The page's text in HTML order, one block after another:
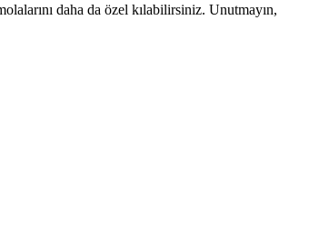
daha da özel kılabilirsiniz. Unutmayın,